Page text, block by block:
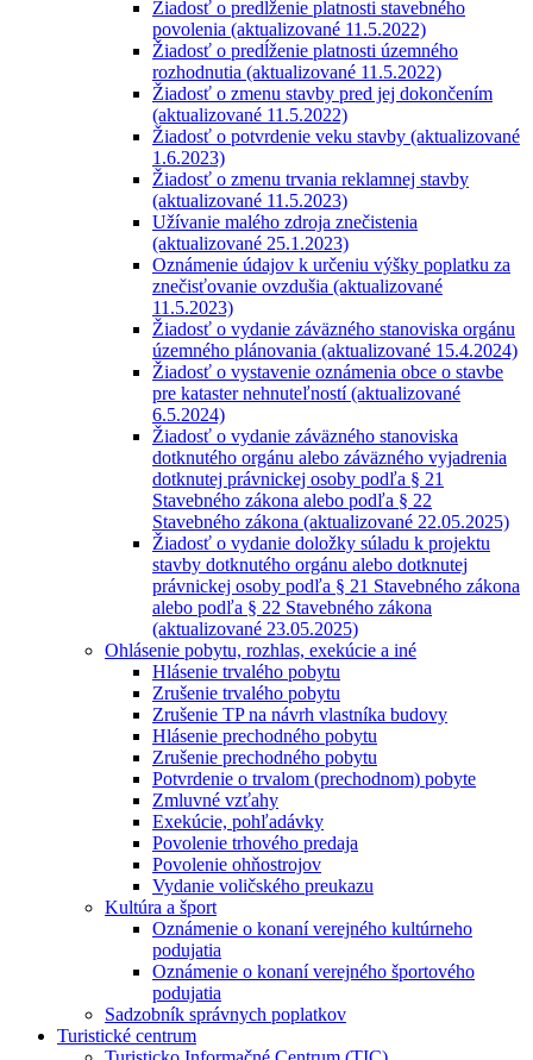
Žiadosť o predĺženie platnosti stavebného
povolenia (aktualizované 11.5.2022)
Žiadosť o predĺženie platnosti územného
rozhodnutia (aktualizované 11.5.2022)
Žiadosť o zmenu stavby pred jej dokončením
(aktualizované 11.5.2022)
Žiadosť o potvrdenie veku stavby (aktualizované
1.6.2023)
Žiadosť o zmenu trvania reklamnej stavby
(aktualizované 11.5.2023)
Užívanie malého zdroja znečistenia
(aktualizované 25.1.2023)
Oznámenie údajov k určeniu výšky poplatku za
znečisťovanie ovzdušia (aktualizované
11.5.2023)
Žiadosť o vydanie záväzného stanoviska orgánu
územného plánovania (aktualizované 15.4.2024)
Žiadosť o vystavenie oznámenia obce o stavbe
pre kataster nehnuteľností (aktualizované
6.5.2024)
Žiadosť o vydanie záväzného stanoviska
dotknutého orgánu alebo záväzného vyjadrenia
dotknutej právnickej osoby podľa § 21
Stavebného zákona alebo podľa § 22
Stavebného zákona (aktualizované 22.05.2025)
Žiadosť o vydanie doložky súladu k projektu
stavby dotknutého orgánu alebo dotknutej
právnickej osoby podľa § 21 Stavebného zákona
alebo podľa § 22 Stavebného zákona
(aktualizované 23.05.2025)
Ohlásenie pobytu, rozhlas, exekúcie a iné
Hlásenie trvalého pobytu
Zrušenie trvalého pobytu
Zrušenie TP na návrh vlastníka budovy
Hlásenie prechodného pobytu
Zrušenie prechodného pobytu
Potvrdenie o trvalom (prechodnom) pobyte
Zmluvné vzťahy
Exekúcie, pohľadávky
Povolenie trhového predaja
Povolenie ohňostrojov
Vydanie voličského preukazu
Kultúra a šport
Oznámenie o konaní verejného kultúrneho
podujatia
Oznámenie o konaní verejného športového
podujatia
Sadzobník správnych poplatkov
Turistické centrum